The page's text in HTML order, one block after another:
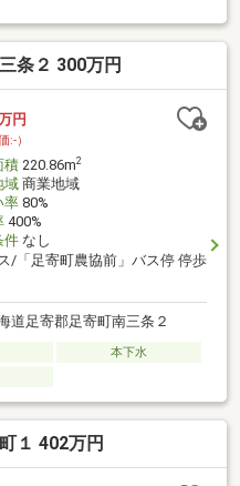
行も車で少しの距離に揃
条２ 300万円
円
:-）
積220.86m2
域商業地域
率80%
400%
件なし
/「足寄町農協前」バス停 停歩
道足寄郡足寄町南三条２
本下水
１ 402万円